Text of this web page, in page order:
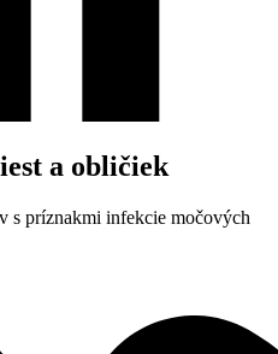
a obličiek
s príznakmi infekcie močových